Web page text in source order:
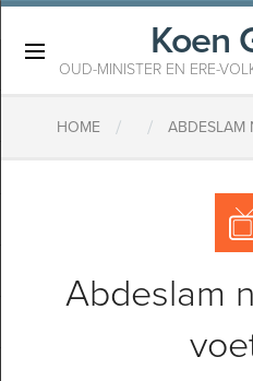
Koen
OUD-MINISTER EN ERE-
HOME / / ABDESLAM
Abdeslam